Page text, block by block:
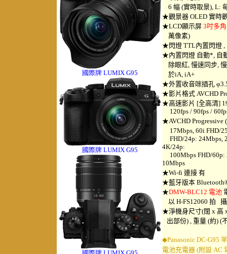
國際牌 LUMIX G95
國際牌 LUMIXG95
6 幅 (實時取景), L:
★觀景器 OLED 實時
★LCD顯示屏 3吋多
萬像素)
★閃燈 TTL內置閃燈 ,
★內置閃燈 自動*, 自
除眼紅, 慢速同步,
於iA, iA+
★外置收音咪插孔
★影片格式 AVCHD
★高速影片 [全高清]
120fps / 90fps /
★AVCHD Progressive
17Mbps, 60i FHD/
FHD/24p: 24Mbps,
4K/24p:
100Mbps FHD/60p:
10Mbps
★Wi-fi 連接 有
★藍牙版本
★DMW-BLC12 電池
以 H-FS12060 拍
★淨機身尺寸(闊 x 高
出部份) , 重量 (約) (
◆Panasonic DC-G95
電池充電器 (附設 AC